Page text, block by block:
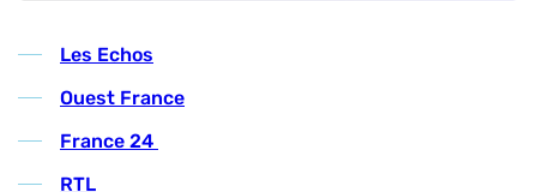
Les Echos
Ouest France
France 24
RTL